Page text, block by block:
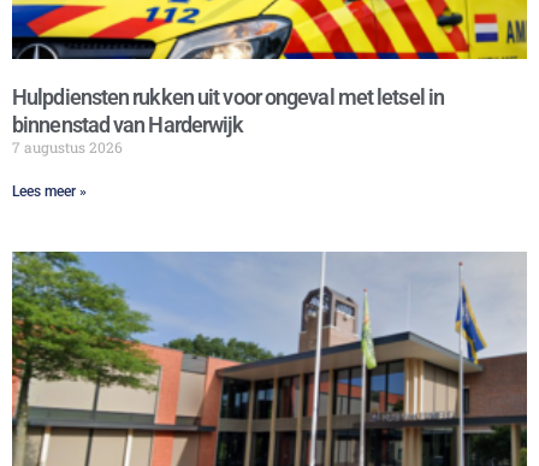
Hulpdiensten rukken uit voor ongeval met letsel in
binnenstad van Harderwijk
7 augustus 2026
Lees meer »